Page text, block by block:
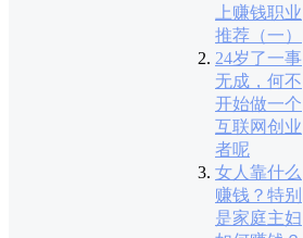
上赚钱职业
推荐（一）
24岁了一事
无成，何不
开始做一个
互联网创业
者呢
女人靠什么
赚钱？特别
是家庭主妇